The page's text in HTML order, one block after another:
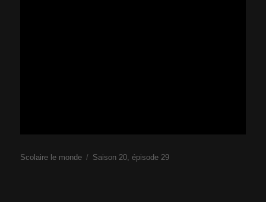
Scolaire le monde Saison 20, épisode 29